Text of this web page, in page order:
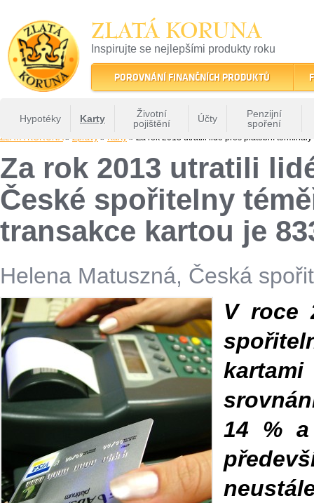
ZLATÁ KORUNA
Inspirujte se nejlepšími produkty roku
22 let tradice a kvality na finančním trhu
POROVNÁNÍ FINANČNÍCH PRODUKTŮ
Hypotéky Karty
Životní
pojištění
Účty
Penzijní
spoření
ZLATÁ KORUNA» Zprávy » Karty » Za rok 2013 utratili lidé přes platební
Za rok 2013 utratili
České spořitelny
transakce kartou je
Helena Matuszná, Česká
V roce
14 %